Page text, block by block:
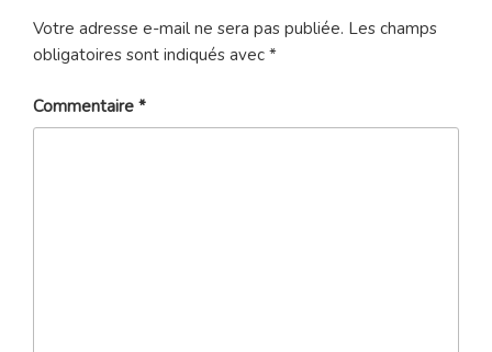
Votre adresse e-mail ne sera pas publiée. Les champs
obligatoires sont indiqués avec *
Commentaire *